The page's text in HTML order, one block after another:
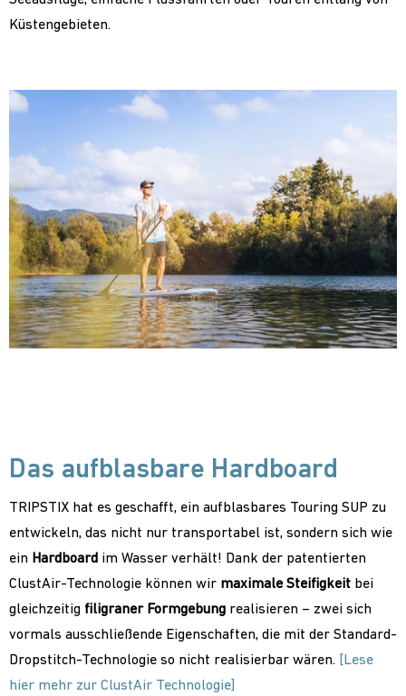
Küstengebieten.
Das aufblasbare Hardboard
TRIPSTIX hat es geschafft, ein aufblasbares Touring SUP zu
entwickeln, das nicht nur transportabel ist, sondern sich wie
ein Hardboard im Wasser verhält! Dank der patentierten
ClustAir-Technologie können wir maximale Steifigkeit bei
gleichzeitig filigraner Formgebung realisieren – zwei sich
vormals ausschließende Eigenschaften, die mit der Standard-
Dropstitch-Technologie so nicht realisierbar wären.
[Lese
hier mehr zur ClustAir Technologie]